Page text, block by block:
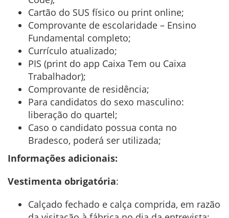
Cartão do SUS físico ou print online;
Comprovante de escolaridade – Ensino
Fundamental completo;
Currículo atualizado;
PIS (print do app Caixa Tem ou Caixa
Trabalhador);
Comprovante de residência;
Para candidatos do sexo masculino:
liberação do quartel;
Caso o candidato possua conta no
Bradesco, poderá ser utilizada;
Informações adicionais:
Vestimenta obrigatória:
Calçado fechado e calça comprida, em razão